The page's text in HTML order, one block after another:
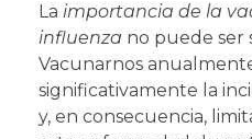
La importancia de la
influenza no puede ser
Vacunarnos
significativamente la
y, en consecuencia,